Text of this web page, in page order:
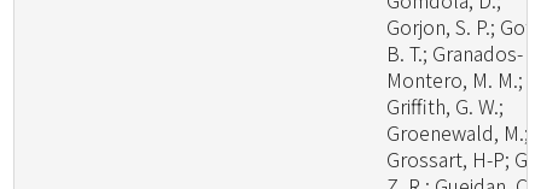
Gorjon, S. P.;
B. T.; Granados-
Montero, M. M.;
Griffith, G. W.;
Groenewald, M.;
Grossart, H-P;